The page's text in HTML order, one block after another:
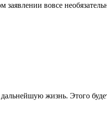
вовсе
жизнь. Этого